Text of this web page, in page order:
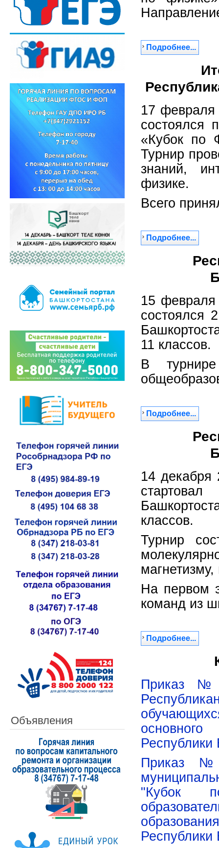
Объявления
Подробнее...
17
состоялся
«Кубок по
Турнир
знаний,
физике.
Всего
Подробнее...
15
состоялся
11 классов.
В
Подробнее...
14
классов.
Турнир
На первом
команд из
Подробнее...
Приказ
Республики
Приказ
"Кубок
Республики